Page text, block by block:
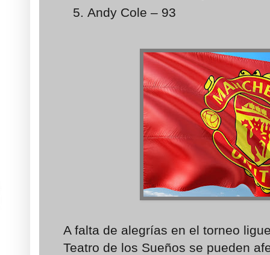
Andy Cole – 93
A falta de alegrías en el torneo
Teatro de los Sueños se pueden